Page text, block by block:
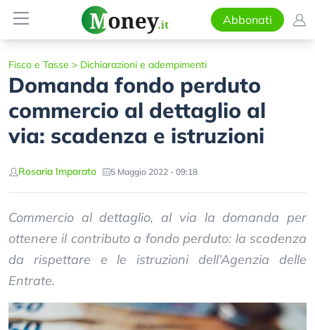
Abbonati
Fisco e Tasse > Dichiarazioni e adempimenti
Domanda fondo perduto
commercio al dettaglio al
via: scadenza e istruzioni
Rosaria Imparato 5 Maggio 2022 - 09:18
Commercio al dettaglio, al via la domanda per
ottenere il contributo a fondo perduto: la scadenza
da rispettare e le istruzioni dell’Agenzia delle
Entrate.